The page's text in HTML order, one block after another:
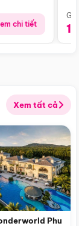
chi tiết
Xem tất cả
Phu